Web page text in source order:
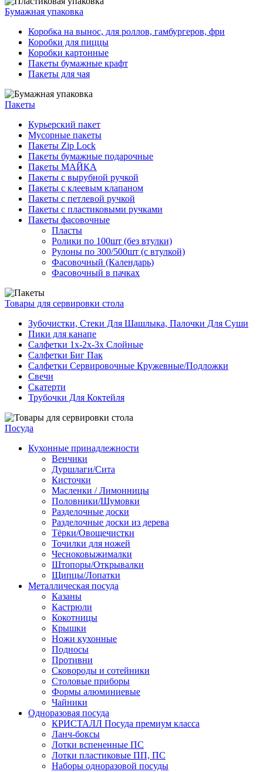
Бумажная упаковка
Коробка на вынос, для роллов, гамбургеров, фри
Коробки для пиццы
Коробки картонные
Пакеты бумажные крафт
Пакеты для чая
Пакеты
Курьерский пакет
Мусорные пакеты
Пакеты Zip Lock
Пакеты бумажные подарочные
Пакеты МАЙКА
Пакеты с вырубной ручкой
Пакеты с клеевым клапаном
Пакеты с петлевой ручкой
Пакеты с пластиковыми ручками
Пакеты фасовочные
Пласты
Ролики по 100шт (без втулки)
Рулоны по 300/500шт (с втулкой)
Фасовочный (Календарь)
Фасовочный в пачках
Товары для сервировки стола
Зубочистки, Стеки Для Шашлыка, Палочки Для Суши
Пики для канапе
Салфетки 1х-2х-3х Слойные
Салфетки Биг Пак
Салфетки Сервировочные Кружевные/Подложки
Свечи
Скатерти
Трубочки Для Коктейля
Посуда
Кухонные принадлежности
Венчики
Дуршлаги/Сита
Кисточки
Масленки / Лимонницы
Половники/Шумовки
Разделочные доски
Разделочные доски из дерева
Тёрки/Овощечистки
Точилки для ножей
Чесноковыжималки
Штопоры/Открывалки
Щипцы/Лопатки
Металлическая посуда
Казаны
Кастрюли
Кокотницы
Крышки
Ножи кухонные
Подносы
Противни
Сковороды и сотейники
Столовые приборы
Формы алюминиевые
Чайники
Одноразовая посуда
КРИСТАЛЛ Посуда премиум класса
Ланч-боксы
Лотки вспененные ПС
Лотки пластиковые ПП, ПС
Наборы одноразовой посуды